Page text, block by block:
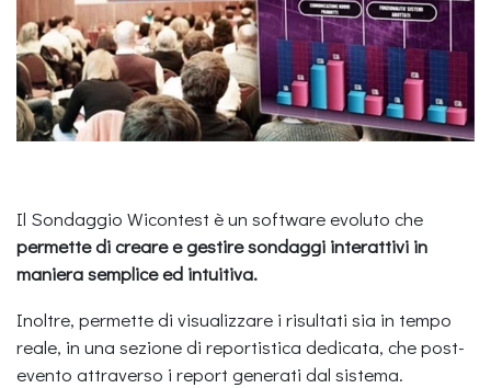
Il Sondaggio Wicontest è un ​software evoluto che
permette di creare e gestire sondaggi interattivi in
maniera semplice ed intuitiva.
Inoltre, permette di visualizzare i risultati sia in tempo
reale, in una sezione di reportistica dedicata, che post-
evento attraverso i report generati dal sistema.